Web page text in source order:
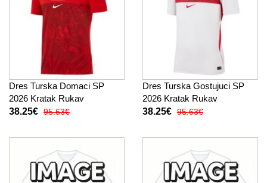
Dres Turska Domaci SP
2026 Kratak Rukav
38.25€ 95.63€
Dres Turska Gostujuci SP
2026 Kratak Rukav
38.25€ 95.63€